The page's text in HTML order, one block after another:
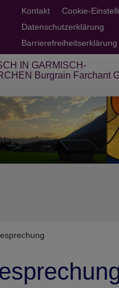
Kontakt
Cookie-
Datenschutzerklärung
Barrierefreiheitserklärung
IN GARMISCH-
Burgrain Farchant